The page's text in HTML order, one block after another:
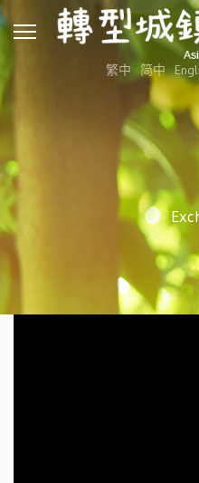
繁中 简中